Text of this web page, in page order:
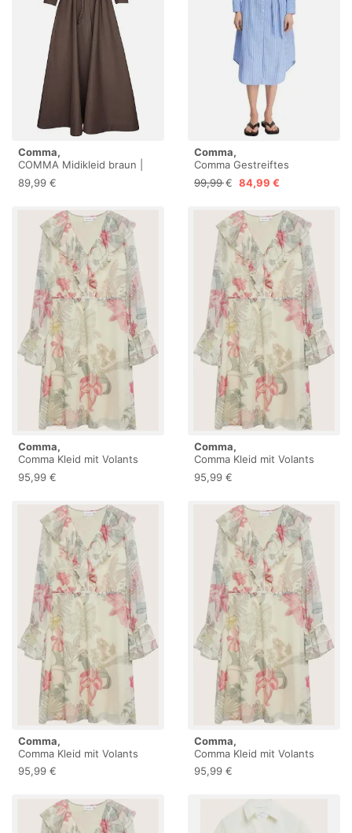
Comma,
COMMA Midikleid braun |
48
89,99 €
Comma,
Comma Gestreiftes
Hemdblusenkleid aus
Popeline
99,99 € 84,99 €
Comma,
Comma Kleid mit Volants
95,99 €
Comma,
Comma Kleid mit Volants
95,99 €
Comma,
Comma Kleid mit Volants
95,99 €
Comma,
Comma Kleid mit Volants
95,99 €